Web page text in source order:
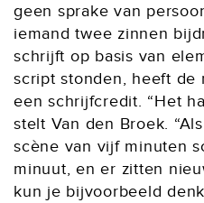
geen sprake van
iemand twee zinnen
schrijft op basis van
script stonden, heeft de
een schrijfcredit. “Het
stelt Van den Broek.
scène van vijf minuten
minuut, en er zitten
kun je bijvoorbeeld